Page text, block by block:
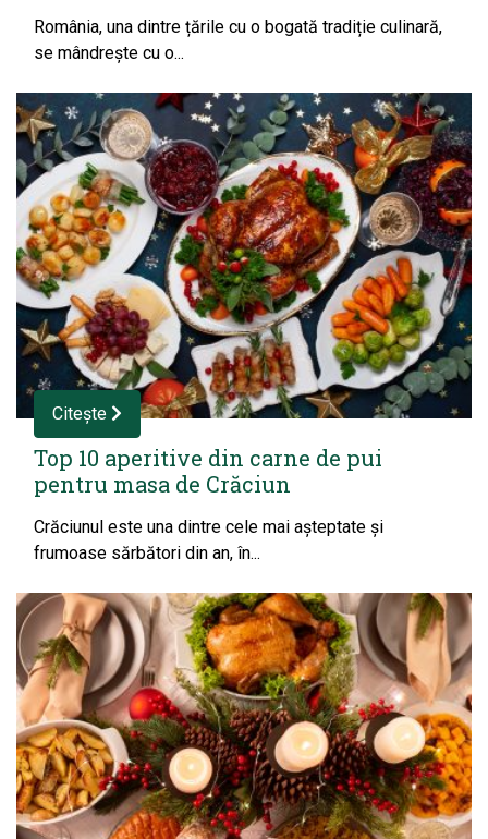
România, una dintre țările cu o bogată tradiție culinară,
se mândrește cu o...
Citește
Top 10 aperitive din carne de pui
pentru masa de Crăciun
Crăciunul este una dintre cele mai așteptate și
frumoase sărbători din an, în...